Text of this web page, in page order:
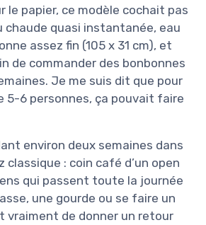
le papier, ce modèle cochait pas
chaude quasi instantanée, eau
assez fin (105 x 31 cm), et
de commander des bonbonnes
Je me suis dit que pour
5-6 personnes, ça pouvait faire
environ deux semaines dans
: coin café d’un open
qui passent toute la journée
une gourde ou se faire un
vraiment de donner un retour